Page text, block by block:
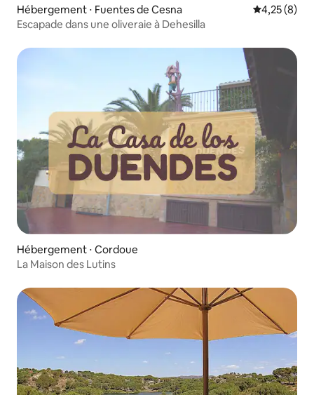
Hébergement ⋅ Fuentes de Cesna Évaluation
4,25 (8)
Escapade dans une oliveraie à Dehesilla
Hébergement ⋅ Cordoue
La Maison des Lutins